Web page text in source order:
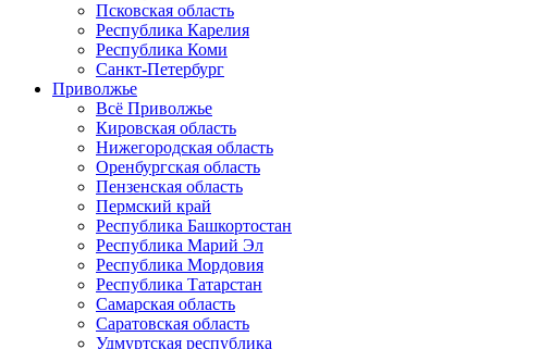
Псковская область
Республика Карелия
Республика Коми
Санкт-Петербург
Приволжье
Всё Приволжье
Кировская область
Нижегородская область
Оренбургская область
Пензенская область
Пермский край
Республика Башкортостан
Республика Марий Эл
Республика Мордовия
Республика Татарстан
Самарская область
Саратовская область
Удмуртская республика